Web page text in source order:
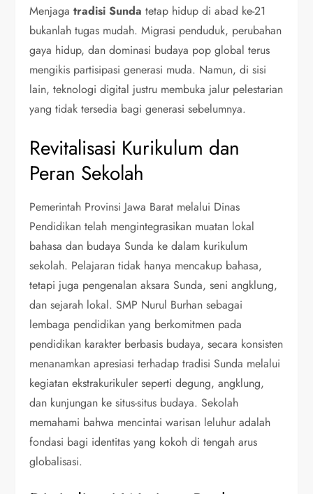
Menjagatradisi Sunda tetap hidup di abad ke-21
bukanlah tugas mudah. Migrasi penduduk, perubahan
gaya hidup, dan dominasi budaya pop global terus
mengikis partisipasi generasi muda. Namun, di sisi
lain, teknologi digital justru membuka jalur pelestarian
yang tidak tersedia bagi generasi sebelumnya.
Revitalisasi Kurikulum dan
Peran Sekolah
Pemerintah Provinsi Jawa Barat melalui Dinas
Pendidikan telah mengintegrasikan muatan lokal
bahasa dan budaya Sunda ke dalam kurikulum
sekolah. Pelajaran tidak hanya mencakup bahasa,
tetapi juga pengenalan aksara Sunda, seni angklung,
dan sejarah lokal. SMP Nurul Burhan sebagai
lembaga pendidikan yang berkomitmen pada
pendidikan karakter berbasis budaya, secara konsisten
menanamkan apresiasi terhadap tradisi Sunda melalui
kegiatan ekstrakurikuler seperti degung, angklung,
dan kunjungan ke situs-situs budaya. Sekolah
memahami bahwa mencintai warisan leluhur adalah
fondasi bagi identitas yang kokoh di tengah arus
globalisasi.